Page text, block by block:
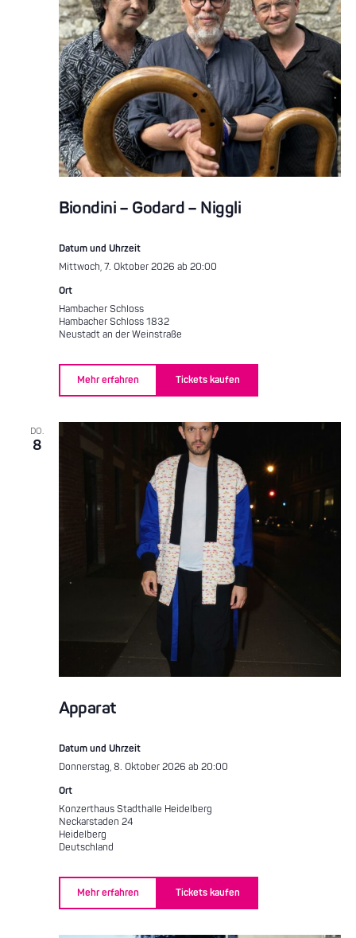
Biondini – Godard – Niggli
Datum und Uhrzeit
Mittwoch, 7. Oktober 2026 ab 20:00
Ort
Hambacher Schloss
Hambacher Schloss 1832
Neustadt an der Weinstraße
Mehr erfahren Tickets kaufen
DO.
8
Apparat
Datum und Uhrzeit
Donnerstag, 8. Oktober 2026 ab 20:00
Ort
Konzerthaus Stadthalle Heidelberg
Neckarstaden 24
Heidelberg
Deutschland
Mehr erfahren Tickets kaufen